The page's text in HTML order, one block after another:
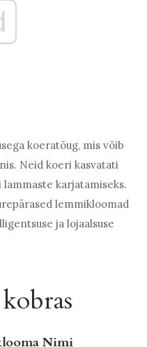
koeratõug, mis võib
Neid koeri kasvatati
karjatamiseks.
lemmikloomad
ja lojaalsuse
Nimi